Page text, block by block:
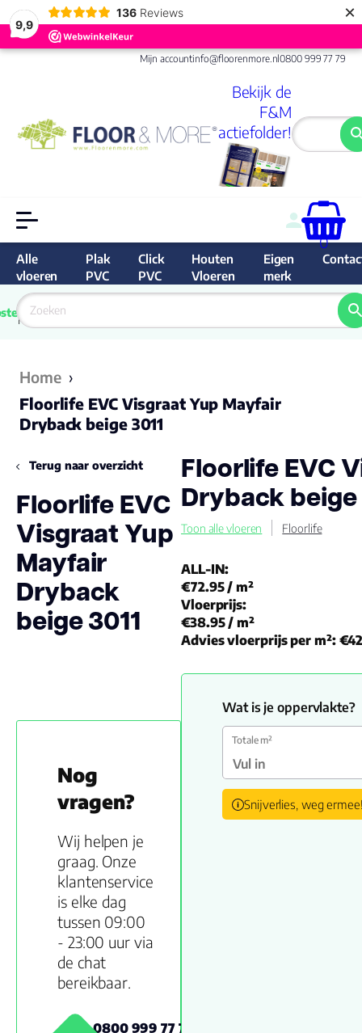
9,9
136 Reviews ×
Mijn accountinfo@floorenmore.nl0800 999 77 79
Bekijk de
F&M
actiefolder!
0
Alle
vloeren
Plak
PVC
Click
PVC
Houten
Vloeren
Eigen
merk
van
Nederland
9.6/10
Home ›
Floorlife EVC Visgraat Yup Mayfair
Dryback beige 3011
Terug naar overzicht
Floorlife EVC
Visgraat Yup
Mayfair
Dryback
beige 3011
Nog
vragen?
Wij helpen je
graag. Onze
klantenservice
is elke dag
tussen 09:00
- 23:00 uur via
de chat
bereikbaar.
0800 999 77 79
Floorlife EVC
Dryback beige
Toon alle vloeren Floorlife
ALL-IN:
€72.95/ m²
Vloerprijs:
€38.95/ m²
Advies vloerprijs per m²:
Wat is je oppervlakte?
Totale m²
Snijverlies, weg